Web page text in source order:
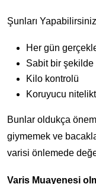
Şunları
Her gün
Sabit bir şekilde
Kilo kontrolü
Koruyucu
Bunlar oldukça
giymemek ve
varisi önlemede
Varis Muayenesi